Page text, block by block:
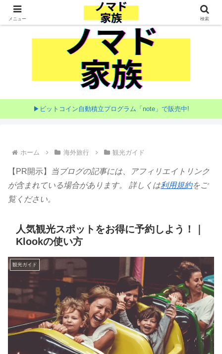
家族で目指す海外移住
▶ビットコイン自動積立プログラム「note」で販売中!
ホーム 海外旅行 観光ガイド
【PR開示】
当ブログの記事には、アフィリエイトリンク
が含まれている場合があります。 詳しくは利用規約をご
覧ください。
人気観光スポットをお得に予約しよう！｜
Klookの使い方
観光ガイド
メニュー 検索